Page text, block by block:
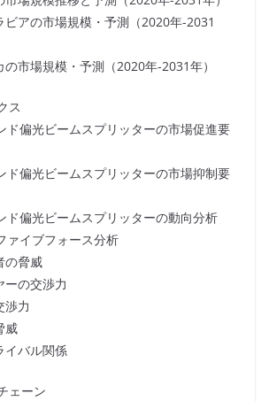
アの市場規模・予測（2020年-2031
市場規模・予測（2020年-2031年）
ス
ド偏光ビームスプリッターの市場促進要
ド偏光ビームスプリッターの市場抑制要
ド偏光ビームスプリッターの動向分析
ァイブフォース分析
の脅威
ーの交渉力
渉力
威
イバル関係
ェーン